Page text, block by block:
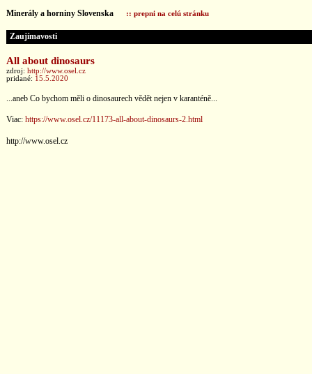
Minerály a horniny Slovenska :: prepni na celú stránku
Zaujímavosti
All about dinosaurs
zdroj: http://www.osel.cz
pridané: 15.5.2020
...aneb Co bychom měli o dinosaurech vědět nejen v karanténě...
Viac: https://www.osel.cz/11173-all-about-dinosaurs-2.html
http://www.osel.cz